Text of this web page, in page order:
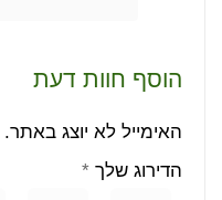
הוסף חוות דעת
האימייל לא יוצג באתר.
הדירוג שלך *